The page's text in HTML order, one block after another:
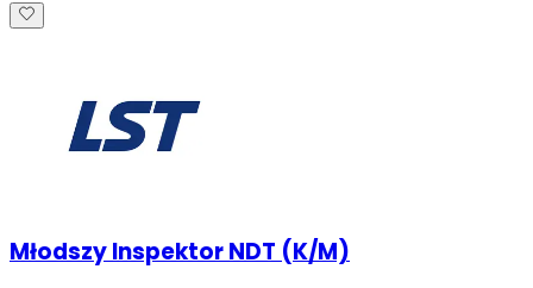
Młodszy Inspektor NDT (K/M)